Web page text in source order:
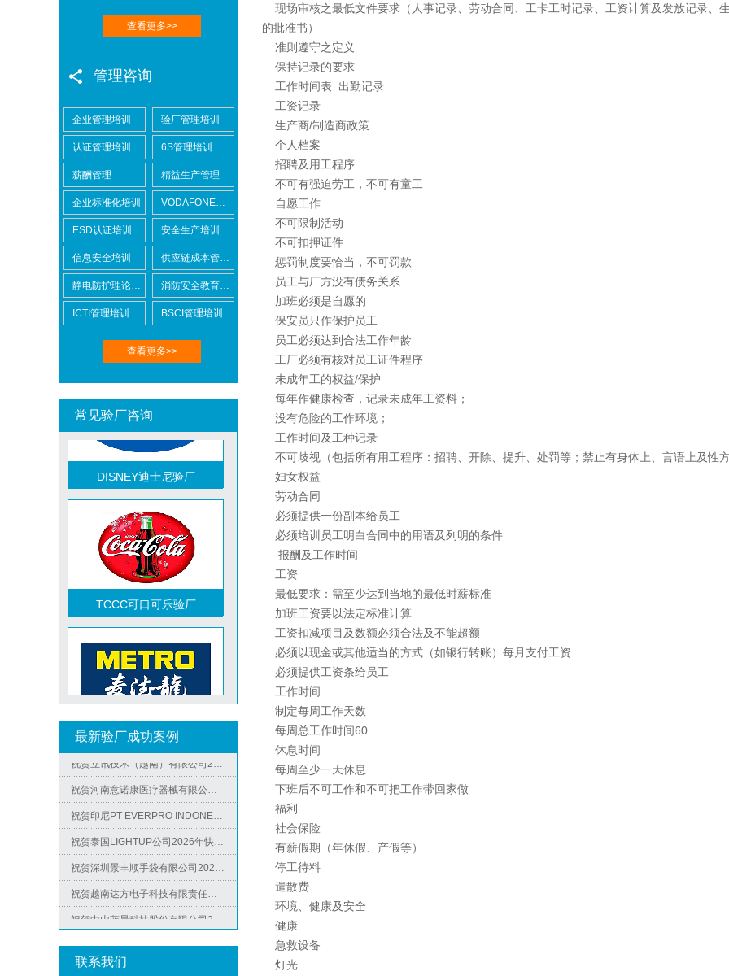
查看更多>>
管理咨询
企业管理培训 验厂管理培训
认证管理培训 6S管理培训
薪酬管理 精益生产管理
企业标准化培训 VODAFONE认证知识培训
ESD认证培训 安全生产培训
信息安全培训 供应链成本管控培训
静电防护理论培训 消防安全教育培训
ICTI管理培训 BSCI管理培训
查看更多>>
常见验厂咨询
Lowe's劳氏验厂
BSCI验厂
DISNEY迪士尼验厂
TCCC可口可乐验厂
Metro麦德龙验厂
ICS验厂
最新验厂成功案例
祝贺越南达方电子科技有限责任公司2026年快速通过RBA-VAP审核并取得178分银牌
祝贺力特半导体（无锡）有限公司2026年快速通过RBA-VAP认证审核并取得170.2分
祝贺台湾JE HONG INTERNATIONAL TEXTILE CO., LTD 2026年快速通过GRS认证
祝贺河南意诺康医疗器械有限公司2026年快速通过GMP认证
祝贺印尼PT EVERPRO INDONESIA TECHNOLOGIES公司2026年快速通过RBA-VAP审核
祝贺泰国LIGHTUP公司2026年快速通过SCAN验厂审核并取得99分
祝贺深圳景丰顺手袋有限公司2026年快速通过SGS-GRS认证
祝贺越南达方电子科技有限责任公司2026年快速通过RBA-VAP审核并取得178分银牌
祝贺中山蓝晨科技股份有限公司2026年快速通过BSCI验厂-B级
祝贺力特半导体（无锡）有限公司2026年快速通过RBA-VAP认证审核并取得170.2分
联系我们
现场审核之最低文件要求（人事记录、劳动合同、工卡工时记录、工资计算及发放记录、
的批准书）
准则遵守之定义
保持记录的要求
工作时间表
出勤记录
工资记录
生产商/制造商政策
个人档案
招聘及用工程序
不可有强迫劳工，不可有童工
自愿工作
不可限制活动
不可扣押证件
惩罚制度要恰当，不可罚款
员工与厂方没有债务关系
加班必须是自愿的
保安员只作保护员工
员工必须达到合法工作年龄
工厂必须有核对员工证件程序
未成年工的权益/保护
每年作健康检查，记录未成年工资料；
没有危险的工作环境；
工作时间及工种记录
不可歧视（包括所有用工程序：招聘、开除、提升、处罚等；禁止有身体上、言语上及性方
妇女权益
劳动合同
必须提供一份副本给员工
必须培训员工明白合同中的用语及列明的条件
报酬及工作时间
工资
最低要求：需至少达到当地的最低时薪标准
加班工资要以法定标准计算
工资扣减项目及数额必须合法及不能超额
必须以现金或其他适当的方式（如银行转账）每月支付工资
必须提供工资条给员工
工作时间
制定每周工作天数
每周总工作时间60
休息时间
每周至少一天休息
下班后不可工作和不可把工作带回家做
福利
社会保险
有薪假期（年休假、产假等）
停工待料
遣散费
环境、健康及安全
健康
急救设备
灯光